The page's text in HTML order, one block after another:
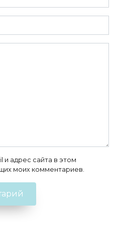
и адрес сайта в этом
моих комментариев.